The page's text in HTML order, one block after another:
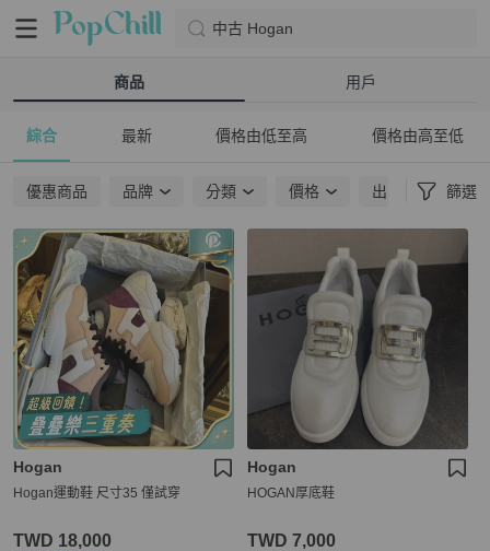
中古 Hogan
商品 用戶
綜合 最新 價格由低至高 價格由高至低
優惠商品 品牌 分類 價格 出貨地點 篩選
Hogan
Hogan運動鞋 尺寸35 僅試穿
TWD 18,000
Hogan
HOGAN厚底鞋
TWD 7,000